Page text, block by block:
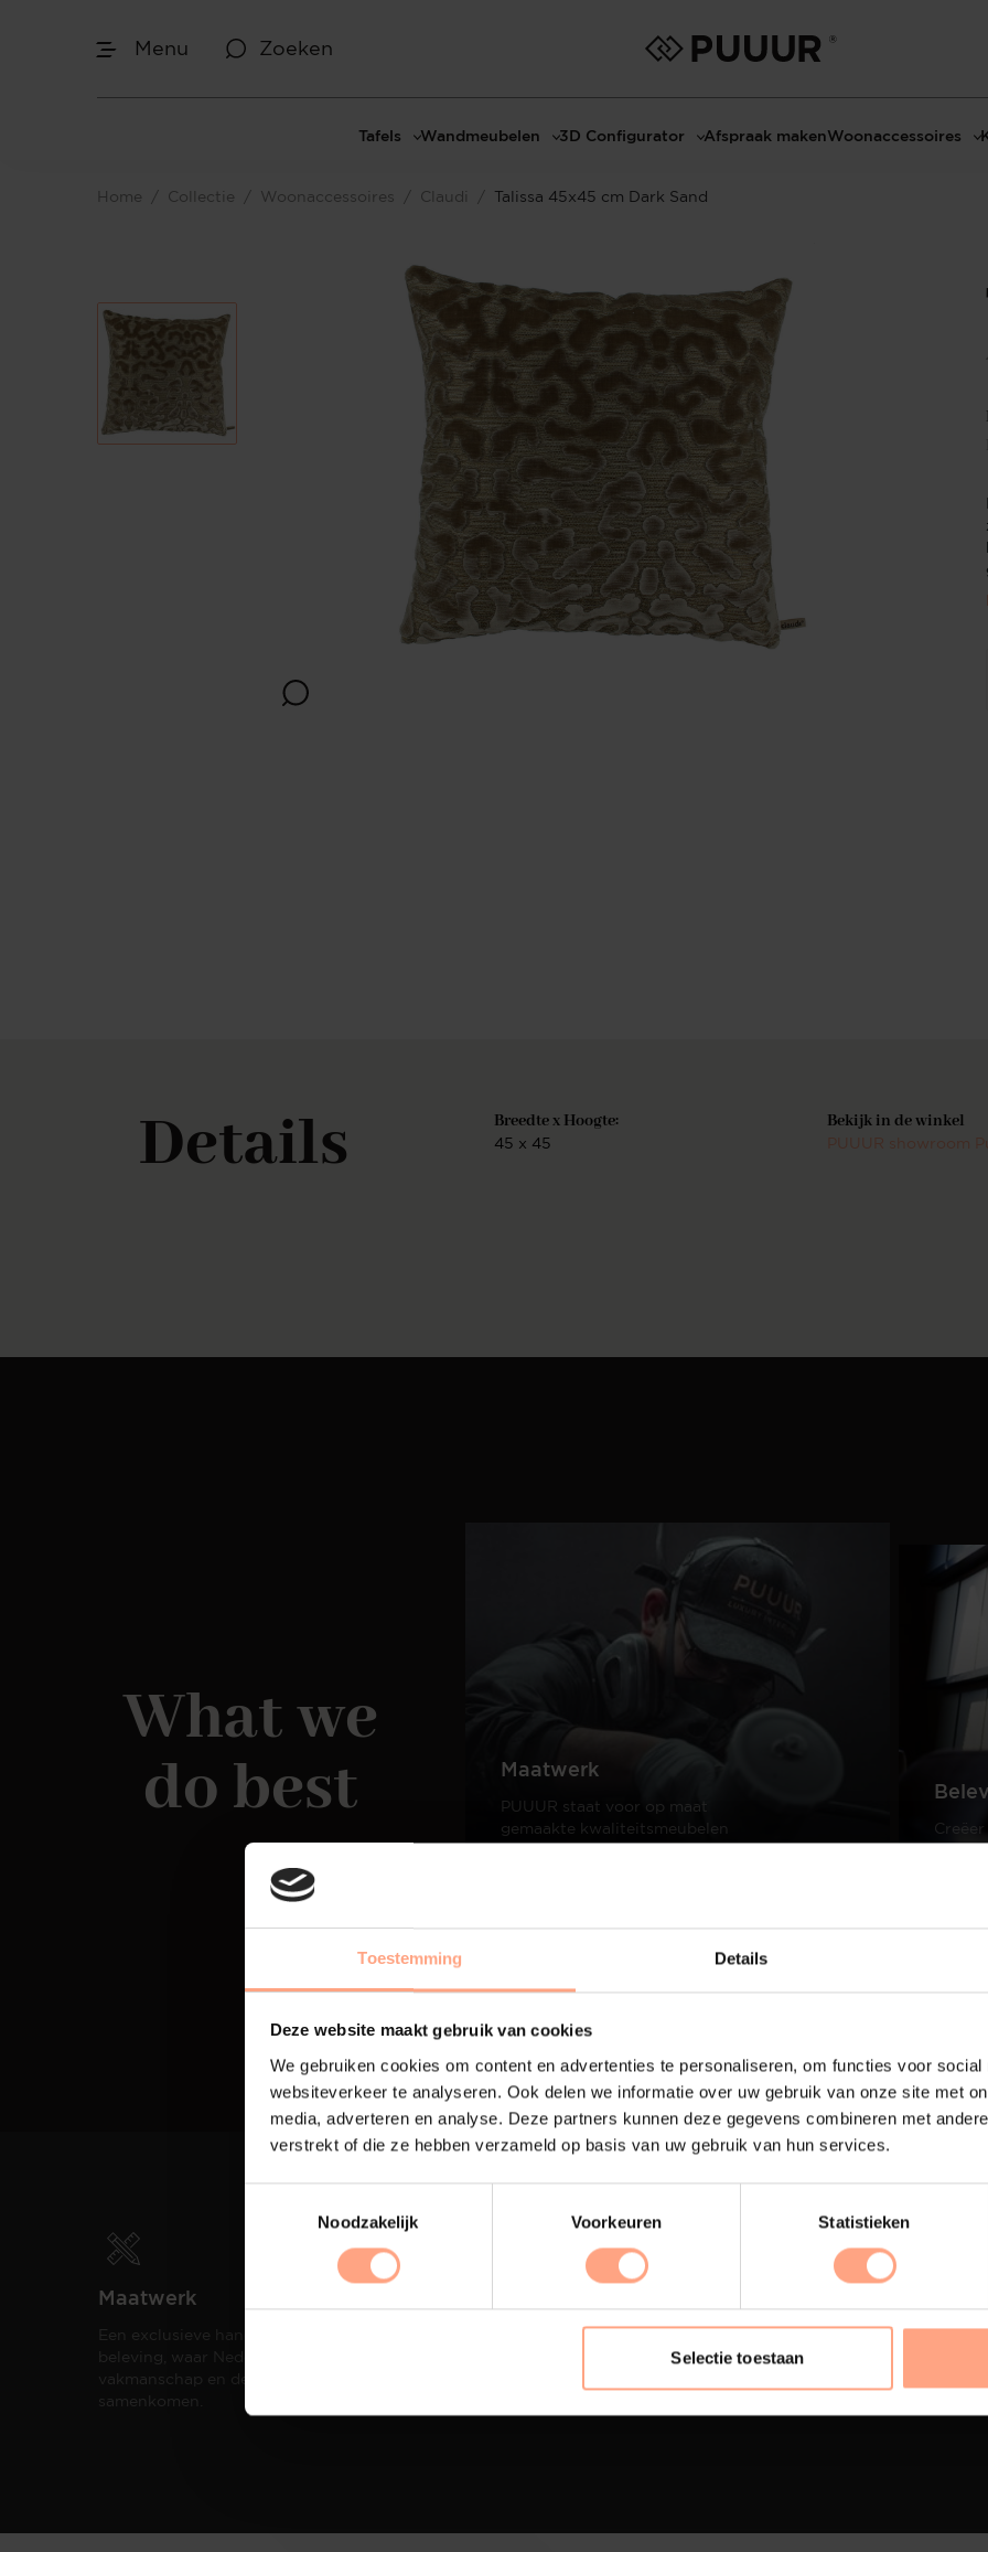
Toestemming Details
Deze website maakt gebruik van cookies
We gebruiken cookies om content en advertenties te personaliseren, om functies voor social
websiteverkeer te analyseren. Ook delen we informatie over uw gebruik van onze site met
media, adverteren en analyse. Deze partners kunnen deze gegevens combineren met
verstrekt of die ze hebben verzameld op basis van uw gebruik van hun services.
Noodzakelijk Voorkeuren Statistieken
Selectie toestaan
Menu Zoeken
Tafels
Bijzettafels
Wandmeubelen
TV-wandmeubels
TV-paneel
Vakkenkasten
Make-up tafels
3D Configurator
3D TV-Paneel configurator
Afspraak makenWoonaccessoires
Home / Collectie / Woonaccessoires / Claudi / Talissa 45x45 cm Dark Sand
Details Breedte x Hoogte:
45 x 45
Bekijk in de winkel
PUUUR showroom
What we
do best
Maatwerk
PUUUR staat voor op maat
gemaakte kwaliteitsmeubelen
Maatwerk
Een exclusieve handgemaakte
beleving, waar Nederlands
vakmanschap en design
samenkomen.
De meubelen worden in onze
eigen spuiterij afgewerkt met
PUUUR biedt volledige
ontzorging van eerste